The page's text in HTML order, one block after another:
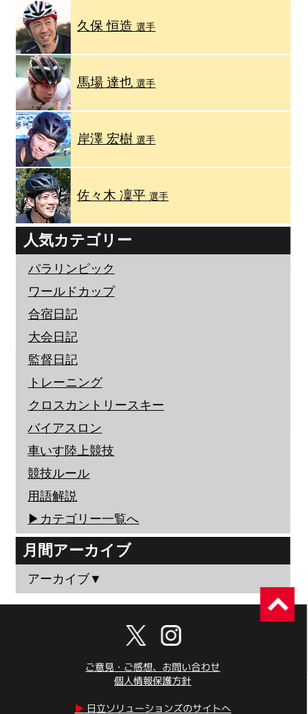
久保 恒造選手
馬場 達也選手
岸澤 宏樹選手
佐々木 凜平選手
人気カテゴリー
パラリンピック
ワールドカップ
合宿日記
大会日記
監督日記
トレーニング
クロスカントリースキー
バイアスロン
車いす陸上競技
競技ルール
用語解説
▶︎カテゴリー一覧へ
月間アーカイブ
アーカイブ▼
ご意見・ご感想、お問い合わせ
個人情報保護方針
▶︎ 日立ソリューションズのサイトへ